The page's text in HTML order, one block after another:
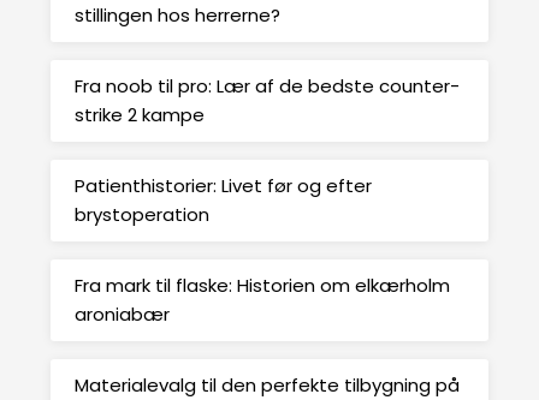
stillingen hos herrerne?
Fra noob til pro: Lær af de bedste counter-
strike 2 kampe
Patienthistorier: Livet før og efter
brystoperation
Fra mark til flaske: Historien om elkærholm
aroniabær
Materialevalg til den perfekte tilbygning på